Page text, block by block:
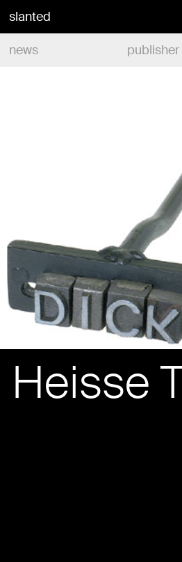
slanted
news
publisher
Heisse